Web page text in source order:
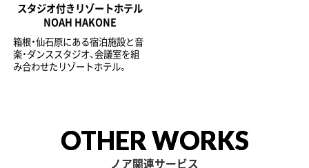
スタジオ付きリゾートホテル
NOAH HAKONE
箱根・仙石原にある宿泊施設と音
楽・ダンススタジオ、会議室を組
み合わせたリゾートホテル。
OTHER WORKS
ノア関連サービス